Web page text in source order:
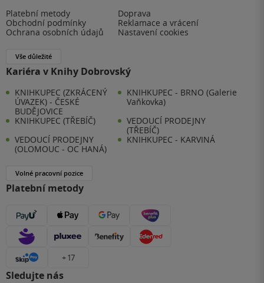
Platební metody
Doprava
Obchodní podmínky
Reklamace a vrácení
Ochrana osobních údajů
Nastavení cookies
Vše důležité
Kariéra v Knihy Dobrovský
KNIHKUPEC (ZKRÁCENÝ
ÚVAZEK) - ČESKÉ
BUDĚJOVICE
KNIHKUPEC - BRNO (Galerie
Vaňkovka)
KNIHKUPEC (TŘEBÍČ)
VEDOUCÍ PRODEJNY
(TŘEBÍČ)
VEDOUCÍ PRODEJNY
(OLOMOUC - OC HANÁ)
KNIHKUPEC - KARVINÁ
Volné pracovní pozice
Platební metody
+ 17
Sledujte nás